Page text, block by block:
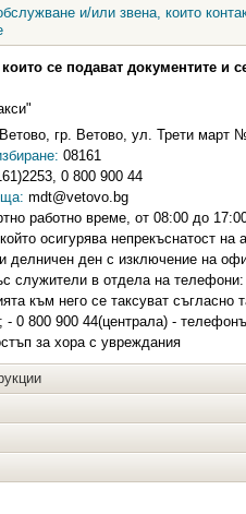
и/или звена, които
се подават документите и
гр. Ветово, ул. Трети март
08161
0 800 900 44
mdt@vetovo.bg
работно време, от 08:00 до
осигурява непрекъснатост
делничен ден с изключение на
служители в отдела на
към него се таксуват
- 0 800 900 44(централа) -
за хора с увреждания